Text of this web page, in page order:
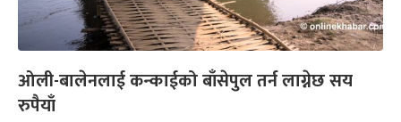
ओली-बालेनलाई कन्काईको बाँसेपुल तर्न लाग्नेछ सय
रुपैयाँ